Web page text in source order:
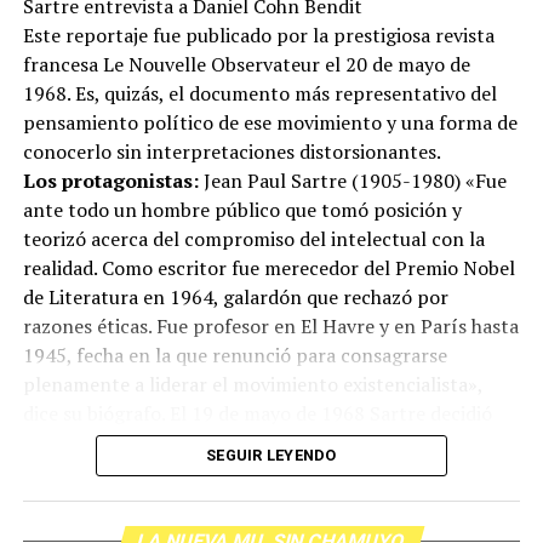
decapitado en mayo de 2015.
Honduras y México, por su parte, tienen problemas muy
parecidos: a la violencia contra periodistas se añade la
impunidad en las investigaciones.
“En el primer semestre de 2015, la CIDH ha registrado
un número preocupante de asesinatos de
comunicadores y trabajadores de medios, cuyos motivos
no están esclarecidos”, dice el informe anual de la
Comisión Interamericana de Derechos Humanos sobre
Honduras.
Más que muertes
A la violencia, el país centroamericano suma el reciente
cierre de uno de los periódicos más tradicionales y que
Paradójicamente, el cierre del diario está ligado a la
caída de una de las familias más poderosas del país: la
de Jaime Rosenthal, a quien el Departamento del Tesoro
de Estados Unidos acusa de legitimación de capitales
Sartre entrevista a Daniel Cohn Bendit
Este reportaje fue publicado por la prestigiosa revista
francesa Le Nouvelle Observateur el 20 de mayo de
1968. Es, quizás, el documento más representativo del
pensamiento político de ese movimiento y una forma de
conocerlo sin interpretaciones distorsionantes.
Los protagonistas:Jean Paul Sartre (1905-1980) «Fue
ante todo un hombre público que tomó posición y
teorizó acerca del compromiso del intelectual con la
realidad. Como escritor fue merecedor del Premio Nobel
de Literatura en 1964, galardón que rechazó por
razones éticas. Fue profesor en El Havre y en París hasta
1945, fecha en la que renunció para consagrarse
poner el cuerpo y en plena revuelta, dio una clase
magistral en la Universidad tomada por los estudiantes.
Días después, se publicó este diálogo con uno de los
referentes del movimiento, Daniel Cohn Bendit, un
SEGUIR LEYENDO